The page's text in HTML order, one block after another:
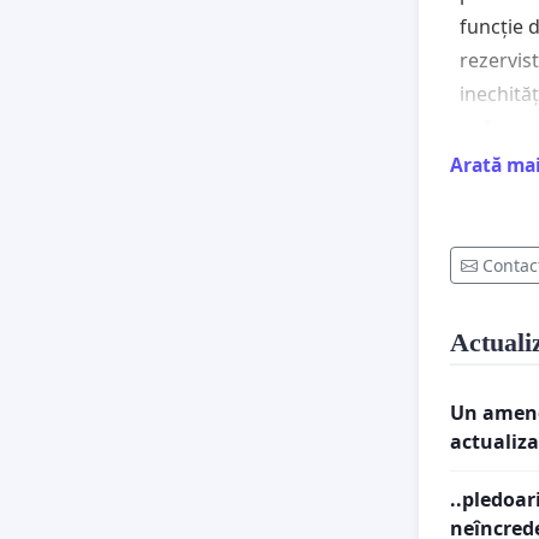
funcție
Având
referire
coaliția
Arată
Un